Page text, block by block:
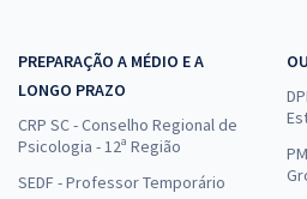
PREPARAÇÃO A MÉDIO E A
LONGO PRAZO
CRP SC - Conselho Regional de
Psicologia - 12ª Região
SEDF - Professor Temporário